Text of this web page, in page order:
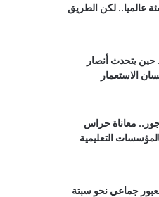
عالميا.. لكن الطريق
حين يتحدث أنصار
الاستعمار
أجور.. معاناة حراس
التعليمية
جماعي نحو سبتة